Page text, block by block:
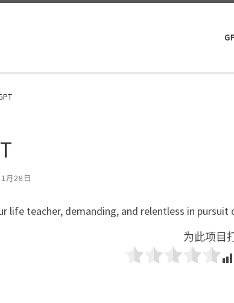
月28日
life teacher, demanding, and relentless in
为此项目